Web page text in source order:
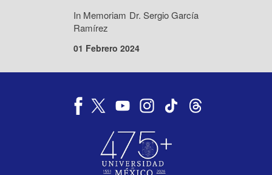
In Memoriam Dr. Sergio García
Ramírez
01 Febrero 2024